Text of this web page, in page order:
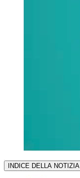
INDICE DELLA NOTIZIA